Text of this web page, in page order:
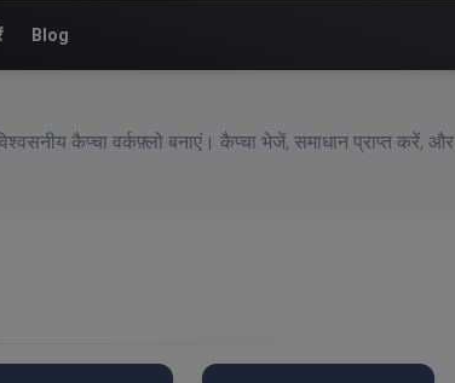
Blog
कैप्चा वर्कफ़्लो बनाएं। कैप्चा भेजें, समाधान प्राप्त करें, और